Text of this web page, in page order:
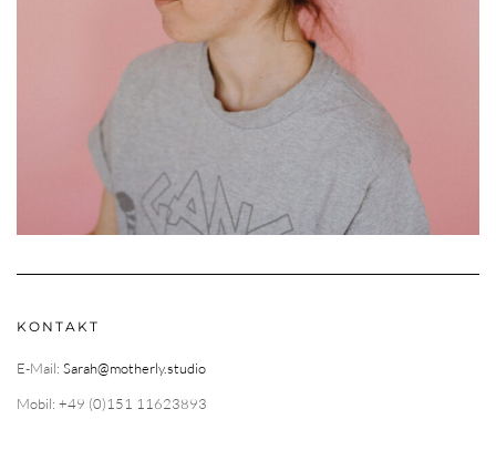
KONTAKT
E-Mail: Sarah@motherly.studio
Mobil: +49 (0)151 11623893